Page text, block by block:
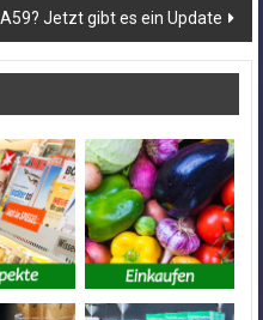
Jetzt gibt es ein Update